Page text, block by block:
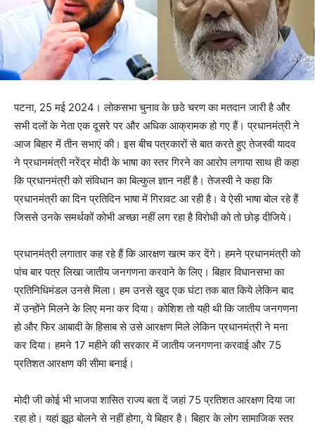
पटना, 25 मई 2024। लोकसभा चुनाव के छठे चरण का मतदान जारी है और
सभी दलों के नेता एक दूसरे पर और अधिक आक्रामक हो गए हैं। प्रधानमंत्री ने
आज बिहार में तीन सभाएं की। इस बीच पत्रकारों से बात करते हुए तेजस्वी यादव
ने प्रधानमंत्री नरेंद्र मोदी के भाषा का स्तर गिरने का आरोप लगाया साथ ही कहा
कि प्रधानमंत्री को संविधान का बिल्कुल ज्ञान नहीं है। तेजस्वी ने कहा कि
प्रधानमंत्री का दिन प्रतिदिन भाषा में गिरावट आ रही है। वे ऐसी भाषा बोल रहे हैं
जिससे उनके समर्थकों कोभी अच्छा नहीं लग रहा है विरोधी को तो छोड़ दीजिये।
प्रधानमंत्री लगातार कह रहे हैं कि आरक्षण खत्म कर देंगे। हमने प्रधानमंत्री को
पांच बार पत्र लिखा जातीय जनगणना करवाने के लिए। बिहार विधानसभा का
प्रतिनिधिमंडल उनसे मिला। हम उनसे खुद एक घंटा तक बात किये लेकिन बाद
में उन्होंने मिलने के लिए मना कर दिया। कोशिश तो यही थी कि जातीय जनगणना
हो और फिर आबादी के हिसाब से उसे आरक्षण मिले लेकिन प्रधानमंत्री ने मना
कर दिया। हमने 17 महीने की सरकार में जातीय जनगणना करवाई और 75
प्रतिशत आरक्षण की सीमा बनाई।
मोदी जी कोई भी भाजपा शासित राज्य बता दें जहां 75 प्रतिशत आरक्षण दिया जा
रहा हो। यहां झूठ बोलने से नहीं होगा, ये बिहार है। बिहार के लोग सामाजिक स्तर